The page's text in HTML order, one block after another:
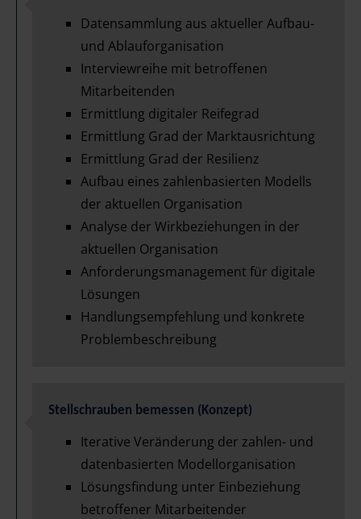
Datensammlung aus aktueller Aufbau-
und Ablauforganisation
Interviewreihe mit betroffenen
Mitarbeitenden
Ermittlung digitaler Reifegrad
Ermittlung Grad der Marktausrichtung
Ermittlung Grad der Resilienz
Aufbau eines zahlenbasierten Modells
der aktuellen Organisation
Analyse der Wirkbeziehungen in der
aktuellen Organisation
Anforderungsmanagement für digitale
Lösungen
Handlungsempfehlung und konkrete
Problembeschreibung
Stellschrauben bemessen (Konzept)
Iterative Veränderung der zahlen- und
datenbasierten Modellorganisation
Lösungsfindung unter Einbeziehung
betroffener Mitarbeitender